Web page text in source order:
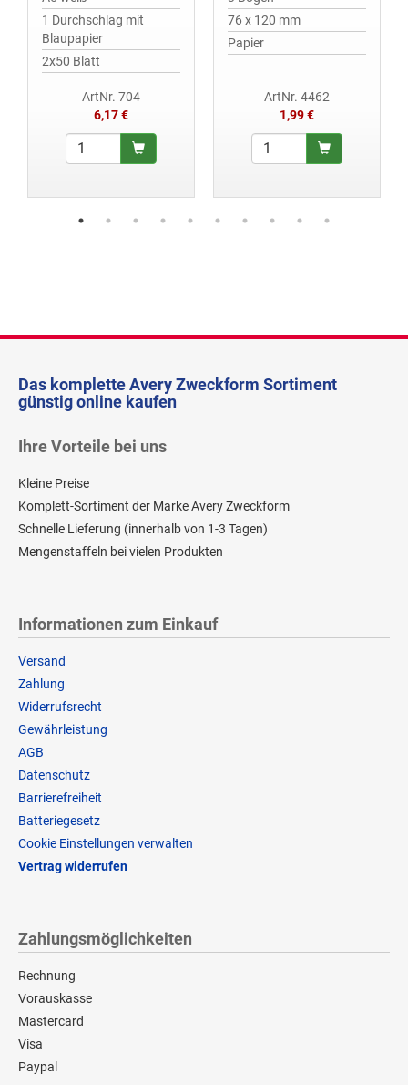
1 Durchschlag mit
Blaupapier
2x50 Blatt
ArtNr. 704
6,17 €
76 x 120 mm
Papier
ArtNr. 4462
1,99 €
Das komplette Avery Zweckform Sortiment
günstig online kaufen
Ihre Vorteile bei uns
Kleine Preise
Komplett-Sortiment der Marke Avery Zweckform
Schnelle Lieferung (innerhalb von 1-3 Tagen)
Mengenstaffeln bei vielen Produkten
Informationen zum Einkauf
Versand
Zahlung
Widerrufsrecht
Gewährleistung
AGB
Datenschutz
Barrierefreiheit
Batteriegesetz
Cookie Einstellungen verwalten
Vertrag widerrufen
Zahlungsmöglichkeiten
Rechnung
Vorauskasse
Mastercard
Visa
Paypal